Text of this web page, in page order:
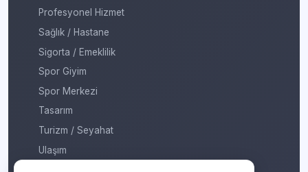
Profesyonel Hizmet
Sağlık / Hastane
Sigorta / Emeklilik
Spor Giyim
Spor Merkezi
Tasarım
Turizm / Seyahat
Ulaşım